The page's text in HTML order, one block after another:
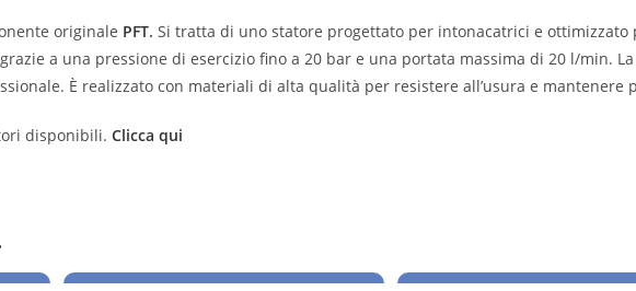
originale PFT. Si tratta di uno statore progettato per intonacatrici e
a una pressione di esercizio fino a 20 bar e una portata massima di 20 l/min.
È realizzato con materiali di alta qualità per resistere all’usura e mantenere
disponibili. Clicca qui